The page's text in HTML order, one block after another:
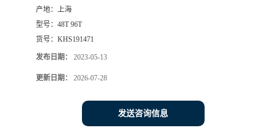
产地： 上海
型号： 48T 96T
货号： KHS191471
发布日期： 2023-05-13
更新日期： 2026-07-28
发送咨询信息